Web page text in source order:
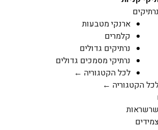
נרתיקים
ארנקי מטבעות
קלמרים
נרתיקים גדולים
נרתיקי מסמכים גדולים
לכל הקטגוריה ←
הקטגוריה ←
שרשראות